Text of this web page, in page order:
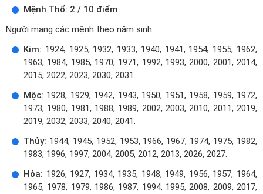
Mệnh Thổ: 2 / 10 điểm
Người mang các mệnh theo năm sinh:
Kim: 1924, 1925, 1932, 1933, 1940, 1941, 1954, 1955, 1962,
1963, 1984, 1985, 1970, 1971, 1992, 1993, 2000, 2001, 2014,
2015, 2022, 2023, 2030, 2031.
Mộc: 1928, 1929, 1942, 1943, 1950, 1951, 1958, 1959, 1972,
1973, 1980, 1981, 1988, 1989, 2002, 2003, 2010, 2011, 2019,
2019, 2032, 2033, 2040, 2041.
Thủy: 1944, 1945, 1952, 1953, 1966, 1967, 1974, 1975, 1982,
1983, 1996, 1997, 2004, 2005, 2012, 2013, 2026, 2027.
Hỏa: 1926, 1927, 1934, 1935, 1948, 1949, 1956, 1957, 1964,
1965, 1978, 1979, 1986, 1987, 1994, 1995, 2008, 2009, 2017,